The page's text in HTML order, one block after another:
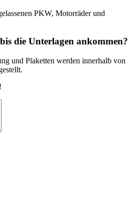
PKW, Motorräder und
die Unterlagen ankommen?
und Plaketten werden innerhalb von